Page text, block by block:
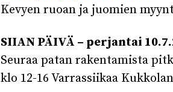
Kevyen ruoan ja juomien
SIIAN PÄIVÄ – perjantai
Seuraa patan rakentamista
klo 12-16 Varrassiikaa